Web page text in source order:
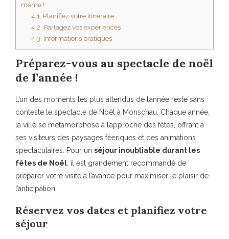
même !
4.1. Planifiez votre itinéraire
4.2. Partagez vos expériences
4.3. Informations pratiques
Préparez-vous au spectacle de noël
de l’année !
L’un des moments les plus attendus de l’année reste sans
conteste le spectacle de Noël à Monschau. Chaque année,
la ville se métamorphose à l’approche des fêtes, offrant à
ses visiteurs des paysages féeriques et des animations
spectaculaires. Pour un séjour inoubliable durant les
fêtes de Noël , il est grandement recommandé de
préparer votre visite à l’avance pour maximiser le plaisir de
l’anticipation.
Réservez vos dates et planifiez votre
séjour